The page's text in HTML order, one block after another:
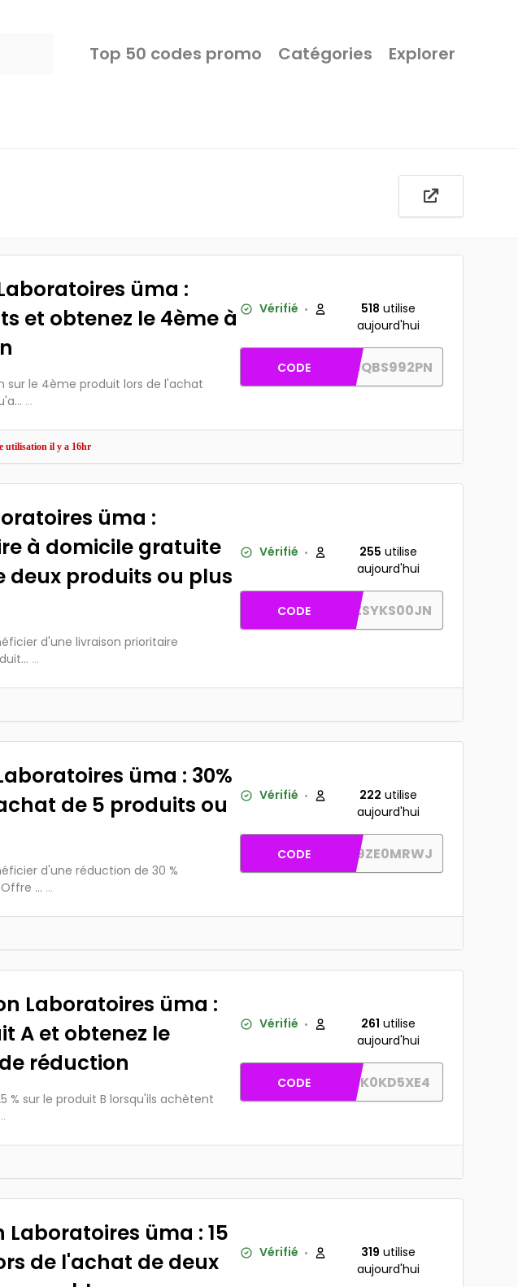
Top 50 codes promo Catégories Explorer
üma :
et obtenez le 4ème à
sur le 4ème produit lors de l'achat
...
Vérifié 518 utilise
aujourd'hui
AW-07J8QBS992PN
CODE
utilisation il y a 16hr
üma :
à domicile gratuite
deux produits ou plus
d'une livraison prioritaire
...
Vérifié 255 utilise
aujourd'hui
AW-EVNZSYKS00JN
CODE
üma : 30%
de 5 produits ou
d'une réduction de 30 %
... ...
Vérifié 222 utilise
aujourd'hui
AW-1FNF9ZE0MRWJ
CODE
Laboratoires üma :
A et obtenez le
réduction
sur le produit B lorsqu'ils achètent
...
Vérifié 261 utilise
aujourd'hui
AW-J2ZBK0KD5XE4
CODE
üma : 15
de l'achat de deux
Vérifié 319 utilise
aujourd'hui